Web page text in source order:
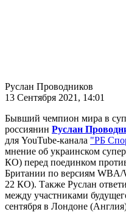
Руслан Проводников
13 Сентября 2021, 14:01
Бывший чемпион мира в
россиянин Руслан
для YouTube-канала "РБ
мнение об украинском
КО) перед поединком
Британии по версиям
22 КО). Также Руслан
между участниками
сентября в Лондоне